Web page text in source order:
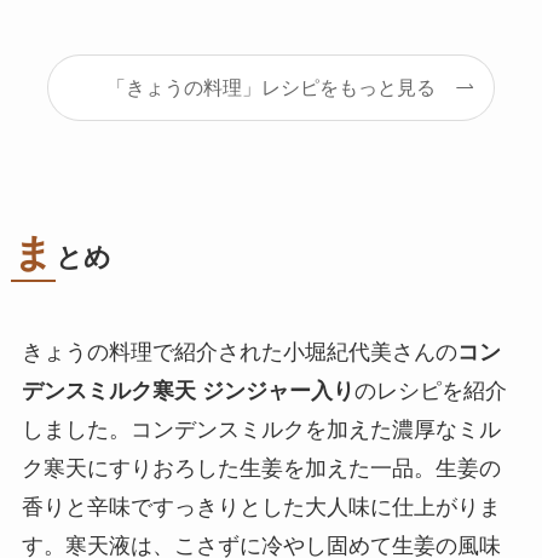
「きょうの料理」レシピをもっと見る
ま とめ
きょうの料理で紹介された小堀紀代美さんのコン
デンスミルク寒天 ジンジャー入りのレシピを紹介
しました。コンデンスミルクを加えた濃厚なミル
ク寒天にすりおろした生姜を加えた一品。生姜の
香りと辛味ですっきりとした大人味に仕上がりま
す。寒天液は、こさずに冷やし固めて生姜の風味